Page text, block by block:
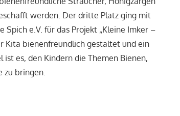
werden. Der dritte Platz ging mit
e.V. für das Projekt „Kleine Imker –
Kita bienenfreundlich gestaltet und ein
es, den Kindern die Themen Bienen,
zu bringen.